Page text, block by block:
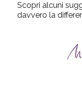
Scopri alcuni
davvero la